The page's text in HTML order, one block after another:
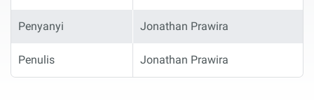
Penyanyi Jonathan Prawira
Penulis Jonathan Prawira